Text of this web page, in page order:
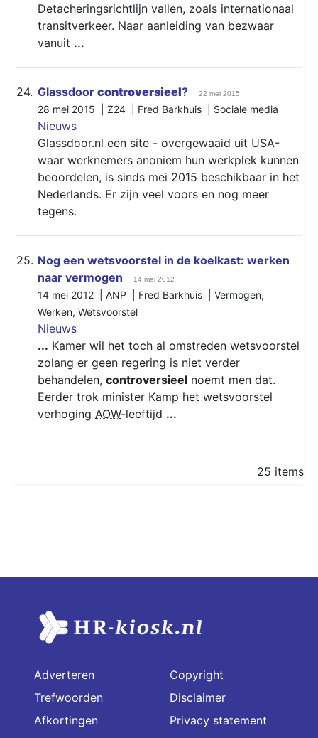
Detacheringsrichtlijn vallen, zoals internationaal
transitverkeer. Naar aanleiding van bezwaar
vanuit ...
24. Glassdoor controversieel? 22 mei 2015
28 mei 2015 | Z24 | Fred Barkhuis | Sociale media
Nieuws
Glassdoor.nl een site - overgewaaid uit USA-
waar werknemers anoniem hun werkplek kunnen
beoordelen, is sinds mei 2015 beschikbaar in het
Nederlands. Er zijn veel voors en nog meer
tegens.
25. Nog een wetsvoorstel in de koelkast: werken
naar vermogen
14 mei 2012
14 mei 2012 | ANP | Fred Barkhuis | Vermogen,
Werken, Wetsvoorstel
Nieuws
... Kamer wil het toch al omstreden wetsvoorstel
zolang er geen regering is niet verder
behandelen, controversieel noemt men dat.
Eerder trok minister Kamp het wetsvoorstel
verhoging AOW-leeftijd ...
25 items
Adverteren
Trefwoorden
Afkortingen
Copyright
Disclaimer
Privacy statement